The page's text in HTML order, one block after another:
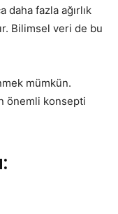
fazla ağırlık
Bilimsel veri de bu
mümkün.
önemli konsepti